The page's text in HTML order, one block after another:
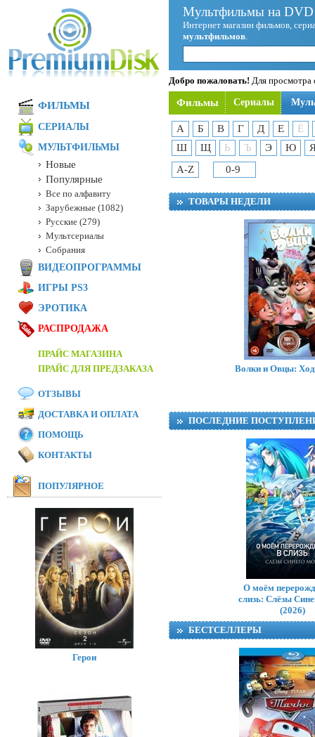
Мультфильмы на
Интернет магазин фильмов,
мультфильмов.
Добро пожаловать! Для просмотра
Фильмы Сериалы
А Б В Г Д Е
Ё
Ш
Щ Ь Ъ Э Ю
A-Z
0-9
ТОВАРЫ НЕДЕЛИ
Волки и Овцы: Ход
ПОСЛЕДНИЕ
О моём
слизь: Слёзы
(2026)
БЕСТСЕЛЛЕРЫ
ФИЛЬМЫ
СЕРИАЛЫ
МУЛЬТФИЛЬМЫ
Новые
Популярные
Все по алфавиту
Зарубежные (1082)
Русские (279)
Мультсериалы
Собрания
ВИДЕОПРОГРАММЫ
ИГРЫ PS3
ЭРОТИКА
РАСПРОДАЖА
ПРАЙС МАГАЗИНА
ПРАЙС ДЛЯ ПРЕДЗАКАЗА
ОТЗЫВЫ
ДОСТАВКА И ОПЛАТА
ПОМОЩЬ
КОНТАКТЫ
ПОПУЛЯРНОЕ
Герои